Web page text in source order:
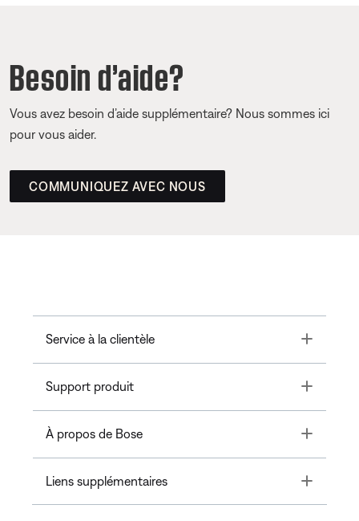
Besoin d’aide?
Vous avez besoin d’aide supplémentaire? Nous sommes ici
pour vous aider.
COMMUNIQUEZ AVEC NOUS
Service à la clientèle Toggle
Support produit Toggle
À propos de Bose Toggle
Liens supplémentaires Toggle